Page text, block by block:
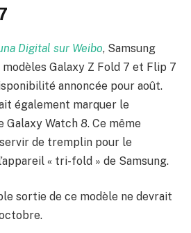
Digital sur Weibo, Samsung
Galaxy Z Fold 7 et Flip 7
annoncée pour août.
également marquer le
Galaxy Watch 8. Ce même
de tremplin pour le
« tri-fold » de Samsung.
sortie de ce modèle ne devrait